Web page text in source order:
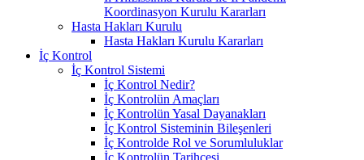
Koordinasyon Kurulu Kararları
Hasta Hakları Kurulu
Hasta Hakları Kurulu Kararları
İç Kontrol
İç Kontrol Sistemi
İç Kontrol Nedir?
İç Kontrolün Amaçları
İç Kontrolün Yasal Dayanakları
İç Kontrol Sisteminin Bileşenleri
İç Kontrolde Rol ve Sorumluluklar
İç Kontrolün Tarihçesi